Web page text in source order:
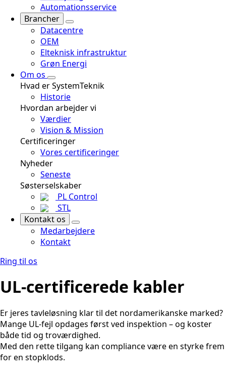
Automationsservice
Brancher
Datacentre
OEM
Elteknisk infrastruktur
Grøn Energi
Om os
Hvad er SystemTeknik
Historie
Hvordan arbejder vi
Værdier
Vision & Mission
Certificeringer
Vores certificeringer
Nyheder
Seneste
Søsterselskaber
PL Control
STL
Kontakt os
Medarbejdere
Kontakt
Ring til os
UL-certificerede kabler
Er jeres tavleløsning klar til det nordamerikanske marked?
Mange UL-fejl opdages først ved inspektion – og koster
både tid og troværdighed.
Med den rette tilgang kan compliance være en styrke frem
for en stopklods.